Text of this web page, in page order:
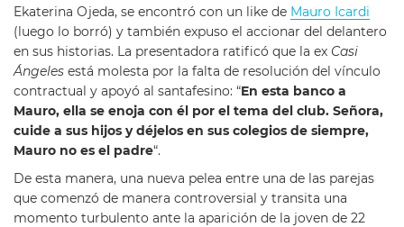
Ekaterina Ojeda, se encontró con un like de Mauro Icardi
(luego lo borró) y también expuso el accionar del delantero
en sus historias. La presentadora ratificó que la ex Casi
Ángeles está molesta por la falta de resolución del vínculo
contractual y apoyó al santafesino: “En esta banco a
Mauro, ella se enoja con él por el tema del club. Señora,
cuide a sus hijos y déjelos en sus colegios de siempre,
Mauro no es el padre“.
De esta manera, una nueva pelea entre una de las parejas
que comenzó de manera controversial y transita una
momento turbulento ante la aparición de la joven de 22